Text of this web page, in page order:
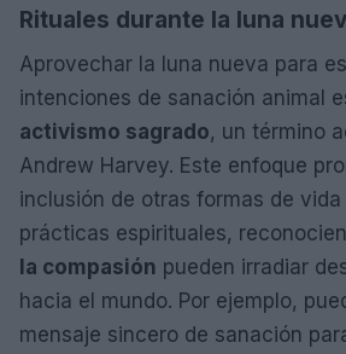
Rituales durante la luna
Aprovechar la luna nueva para
intenciones de sanación animal
activismo sagrado, un término
Andrew Harvey. Este enfoque
inclusión de otras formas de
prácticas espirituales,
la compasión pueden irradiar
hacia el mundo. Por ejemplo,
mensaje sincero de sanación